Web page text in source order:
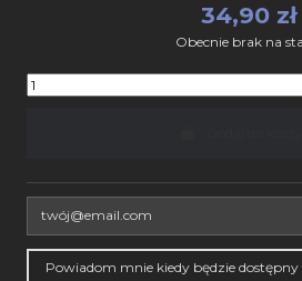
34,90 zł
Obecnie brak na